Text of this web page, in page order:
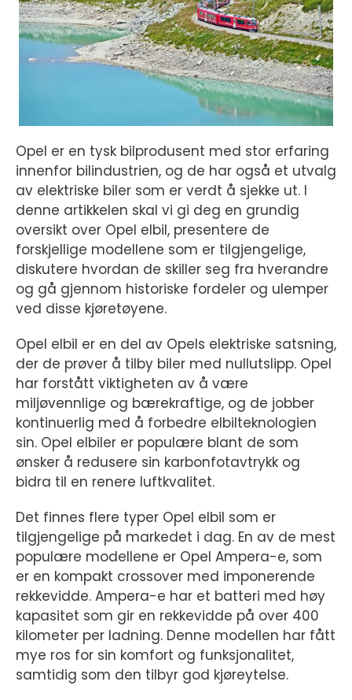
Opel er en tysk bilprodusent med stor erfaring
innenfor bilindustrien, og de har også et utvalg
av elektriske biler som er verdt å sjekke ut. I
denne artikkelen skal vi gi deg en grundig
oversikt over Opel elbil, presentere de
forskjellige modellene som er tilgjengelige,
diskutere hvordan de skiller seg fra hverandre
og gå gjennom historiske fordeler og ulemper
ved disse kjøretøyene.
Opel elbil er en del av Opels elektriske satsning,
der de prøver å tilby biler med nullutslipp. Opel
har forstått viktigheten av å være
miljøvennlige og bærekraftige, og de jobber
kontinuerlig med å forbedre elbilteknologien
sin. Opel elbiler er populære blant de som
ønsker å redusere sin karbonfotavtrykk og
bidra til en renere luftkvalitet.
Det finnes flere typer Opel elbil som er
tilgjengelige på markedet i dag. En av de mest
populære modellene er Opel Ampera-e, som
er en kompakt crossover med imponerende
rekkevidde. Ampera-e har et batteri med høy
kapasitet som gir en rekkevidde på over 400
kilometer per ladning. Denne modellen har fått
mye ros for sin komfort og funksjonalitet,
samtidig som den tilbyr god kjøreytelse.